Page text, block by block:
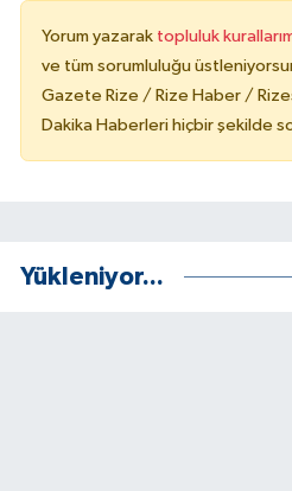
Yorum yazarak topluluk
ve tüm sorumluluğu
Gazete Rize / Rize Haber /
Dakika Haberleri hiçbir şekilde
Yükleniyor...